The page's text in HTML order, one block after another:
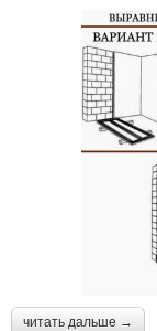
читать дальше →